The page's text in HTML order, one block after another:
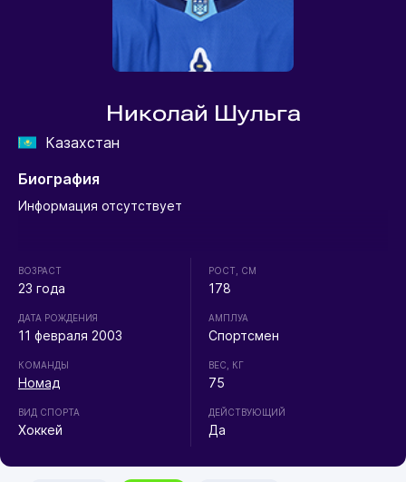
Николай Шульга
Казахстан
Биография
Информация отсутствует
ВОЗРАСТ
23 года
ДАТА РОЖДЕНИЯ
11 февраля 2003
КОМАНДЫ
Номад
ВИД СПОРТА
Хоккей
РОСТ, СМ
178
АМПЛУА
Спортсмен
ВЕС, КГ
75
ДЕЙСТВУЮЩИЙ
Да